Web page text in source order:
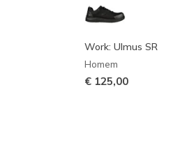
Work: Ulmus SR
Homem
€ 125,00